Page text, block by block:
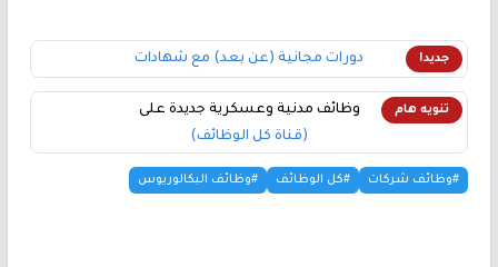
جديد! دورات مجانية (عن بعد) مع شهادات
تنويه هام
وظائف مدنية وعسكرية جديدة على
(قناة كل الوظائف)
#وظائف شركات #كل الوظائف #وظائف البكالوريوس